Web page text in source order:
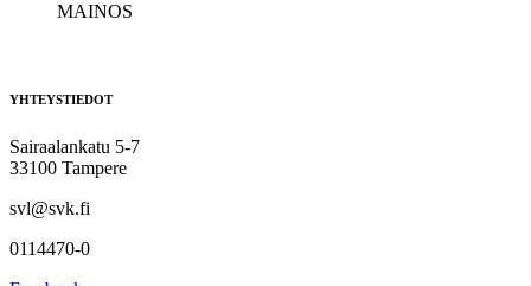
MAINOS
YHTEYSTIEDOT
Sairaalankatu 5-7
33100 Tampere
svl@svk.fi
0114470-0